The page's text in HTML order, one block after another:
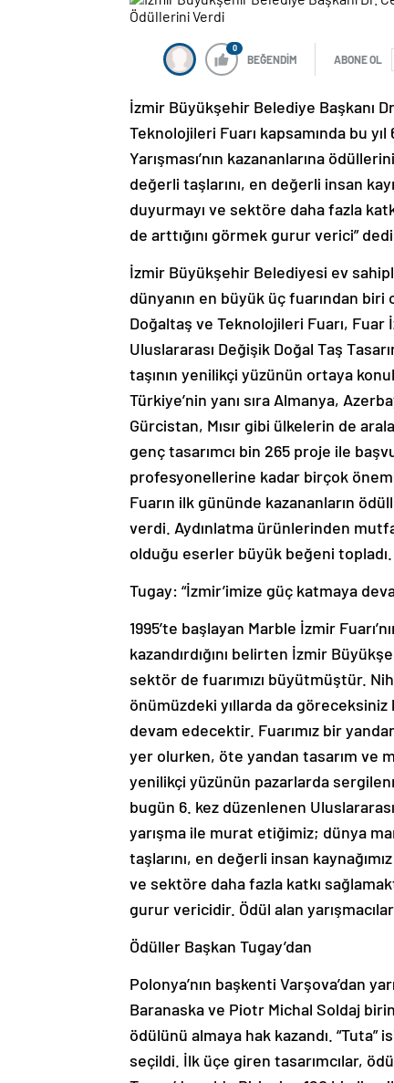
0
BEĞENDİM ABONE OL
İzmir Büyükşehir Belediye Başkanı
Teknolojileri Fuarı kapsamında bu yıl
Yarışması’nın kazananlarına
değerli taşlarını, en değerli insan
duyurmayı ve sektöre daha fazla
de arttığını görmek gurur verici”
İzmir Büyükşehir Belediyesi ev
dünyanın en büyük üç fuarından
Doğaltaş ve Teknolojileri Fuarı, Fuar
Uluslararası Değişik Doğal Taş
taşının yenilikçi yüzünün ortaya
Türkiye’nin yanı sıra Almanya,
Gürcistan, Mısır gibi ülkelerin de
genç tasarımcı bin 265 proje ile
profesyonellerine kadar birçok
Fuarın ilk gününde kazananların
verdi. Aydınlatma ürünlerinden
olduğu eserler büyük beğeni topladı.
Tugay: “İzmir’imize güç katmaya
1995’te başlayan Marble İzmir
kazandırdığını belirten İzmir
sektör de fuarımızı büyütmüştür.
önümüzdeki yıllarda da göreceksiniz
devam edecektir. Fuarımız bir
yer olurken, öte yandan tasarım ve
yenilikçi yüzünün pazarlarda
bugün 6. kez düzenlenen
yarışma ile murat etiğimiz; dünya
taşlarını, en değerli insan
ve sektöre daha fazla katkı
gurur vericidir. Ödül alan
Ödüller Başkan Tugay’dan
Polonya’nın başkenti Varşova’dan
Baranaska ve Piotr Michal Soldaj
ödülünü almaya hak kazandı.
seçildi. İlk üçe giren tasarımcılar,